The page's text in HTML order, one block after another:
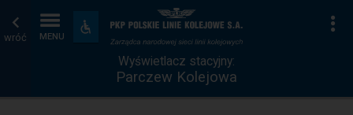
wróć MENU
Dostępność
i
udogodnienia
Wyświetlacz
stacyjny
Strona
główna
Wyświetlacz stacyjny:
Parczew Kolejowa